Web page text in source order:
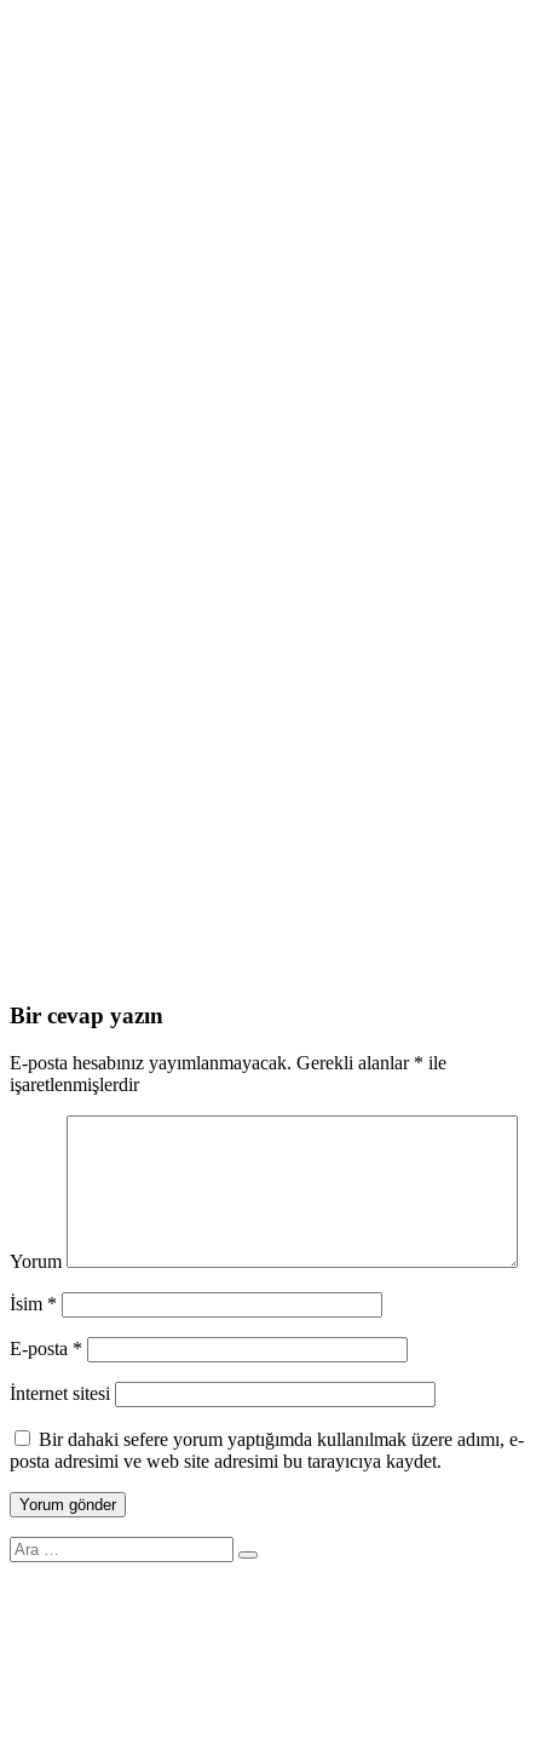
Bir cevap yazın
E-posta hesabınız yayımlanmayacak. Gerekli alanlar * ile
işaretlenmişlerdir
Yorum
İsim *
E-posta *
İnternet sitesi
Bir dahaki sefere yorum yaptığımda kullanılmak üzere adımı, e-
posta adresimi ve web site adresimi bu tarayıcıya kaydet.
Search
for: